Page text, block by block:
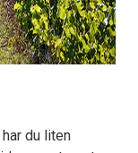
du liten